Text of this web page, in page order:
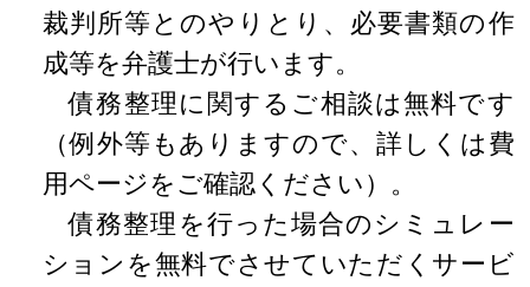
裁判所等とのやりとり、必要書類の作
成等を弁護士が行います。
債務整理に関するご相談は無料です
（例外等もありますので、詳しくは費
用ページをご確認ください）。
債務整理を行った場合のシミュレー
ションを無料でさせていただくサービ